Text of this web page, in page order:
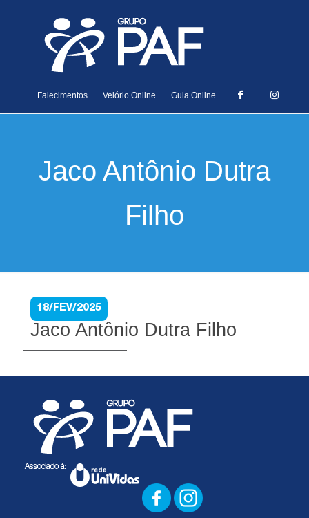
Falecimentos Velório Online Guia Online
Jaco Antônio Dutra
Filho
18/FEV/2025
Jaco Antônio Dutra Filho